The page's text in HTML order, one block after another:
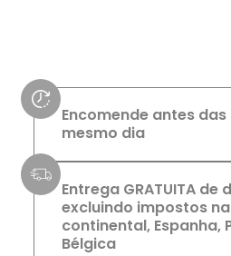
Encomende antes das
mesmo dia
Entrega GRATUITA de
excluindo impostos
continental, Espanha,
Bélgica